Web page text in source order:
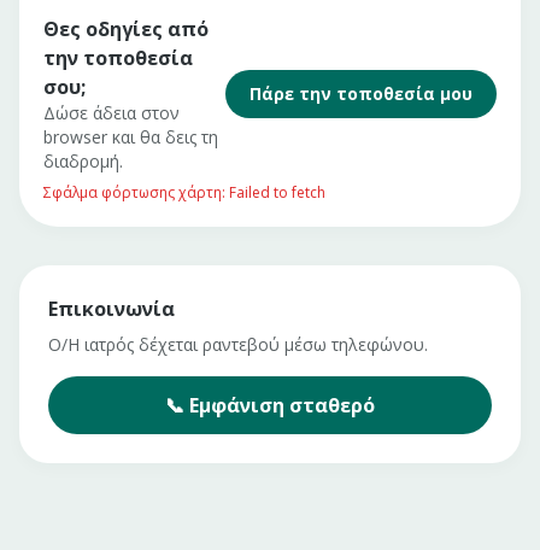
Θες οδηγίες από
την τοποθεσία
σου;
Δώσε άδεια στον
browser και θα δεις τη
διαδρομή.
Πάρε την τοποθεσία μου
Σφάλμα φόρτωσης χάρτη: Failed to fetch
Επικοινωνία
Ο/Η ιατρός δέχεται ραντεβού μέσω τηλεφώνου.
📞 Εμφάνιση σταθερό